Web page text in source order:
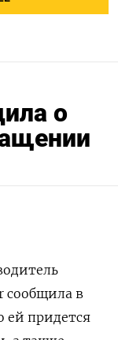
о
сообщила в
ей придется